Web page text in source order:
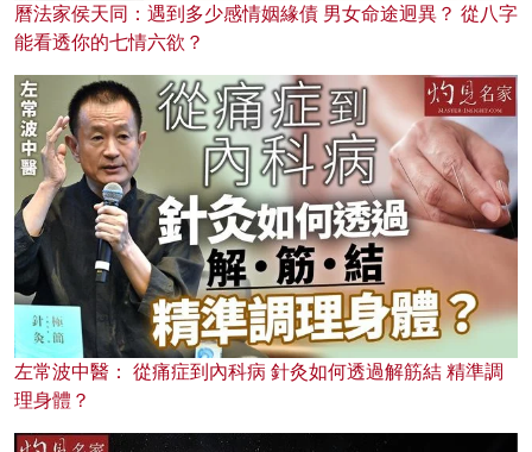
曆法家侯天同：遇到多少感情姻緣債 男女命途迥異？ 從八字
能看透你的七情六欲？
左常波中醫： 從痛症到內科病 針灸如何透過解筋結 精準調
理身體？